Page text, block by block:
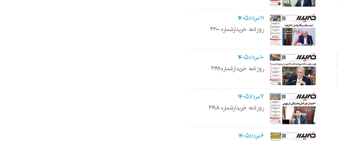
۱۱مرداد۱۴۰۵
روزنامه خریدارشماره ۲۲۰۰
۱۰مرداد۱۴۰۵
روزنامه خریدارشماره۲۱۹۹
۷مرداد۱۴۰۵
روزنامه خریدارشماره ۲۱۹۸
۶مرداد۱۴۰۵